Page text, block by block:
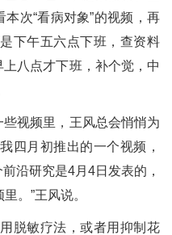
次“看病对象”的视频，再
下午五六点下班，查资料
八点才下班，补个觉，中
视频里，王风总会悄悄为
四月初推出的一个视频，
沿研究是4月4日发表的，
。”王风说。
敏疗法，或者用抑制花